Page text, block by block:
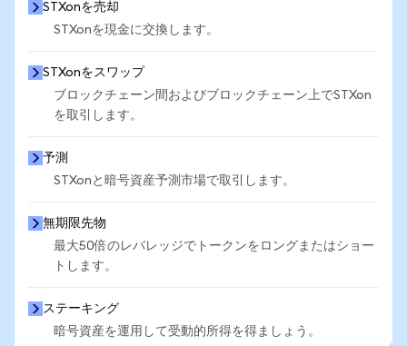
STXonを売却
STXonを現金に交換します。
STXonをスワップ
ブロックチェーン間およびブロックチェーン上でSTXon
を取引します。
予測
STXonと暗号資産予測市場で取引します。
無期限先物
最大50倍のレバレッジでトークンをロングまたはショー
トします。
ステーキング
暗号資産を運用して受動的所得を得ましょう。